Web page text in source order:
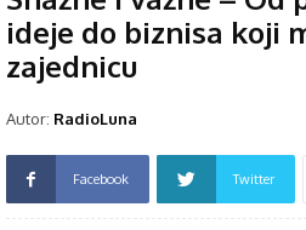
ideje do biznisa koji
zajednicu
Autor: RadioLuna
Facebook Twitter